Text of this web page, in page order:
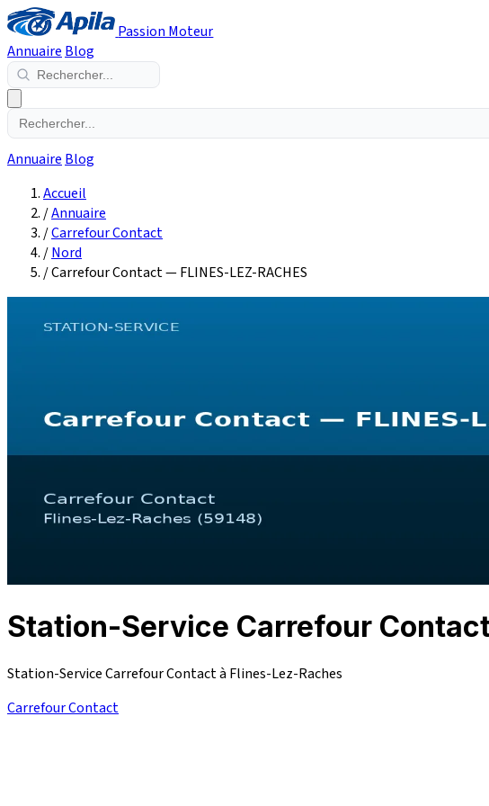
Passion Moteur
Annuaire Blog
Annuaire Blog
Accueil
/Annuaire
/Carrefour Contact
/Nord
/Carrefour Contact — FLINES-LEZ-RACHES
Station-Service Carrefour
Station-Service Carrefour Contact à Flines-Lez-Raches
Carrefour Contact